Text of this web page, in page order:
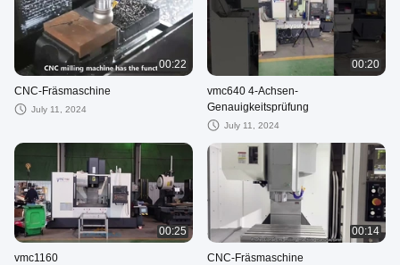
00:22
CNC-Fräsmaschine
July 11, 2024
00:20
vmc640 4-Achsen-
Genauigkeitsprüfung
July 11, 2024
00:25
vmc1160
00:14
CNC-Fräsmaschine